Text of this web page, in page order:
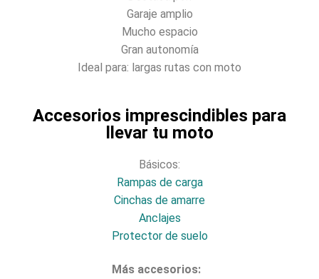
Garaje amplio
Mucho espacio
Gran autonomía
Ideal para: largas rutas con moto
Accesorios imprescindibles para
llevar tu moto
Básicos:
Rampas de carga
Cinchas de amarre
Anclajes
Protector de suelo
Más accesorios: